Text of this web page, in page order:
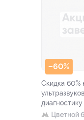
–60%
Скидка 60%
диагностику
Цветной